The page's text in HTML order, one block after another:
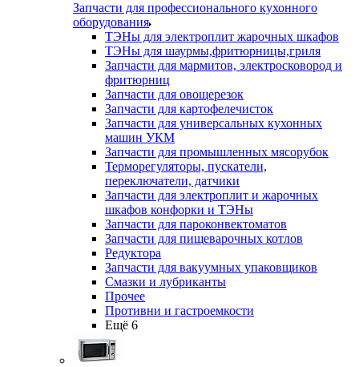
Запчасти для профессионального кухонного
оборудования
ТЭНы для электроплит жарочных шкафов
ТЭНы для шаурмы,фритюрницы,гриля
Запчасти для мармитов, электросковород и
фритюрниц
Запчасти для овощерезок
Запчасти для картофелечисток
Запчасти для универсальных кухонных
машин УКМ
Запчасти для промышленных мясорубок
Терморегуляторы, пускатели,
переключатели, датчики
Запчасти для электроплит и жарочных
шкафов конфорки и ТЭНы
Запчасти для пароконвектоматов
Запчасти для пищеварочных котлов
Редуктора
Запчасти для вакуумных упаковщиков
Смазки и лубриканты
Прочее
Противни и гастроемкости
Ещё 6